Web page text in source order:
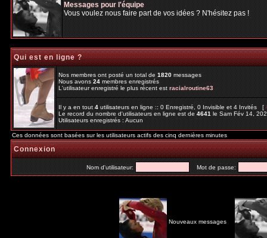
Messages pour l'équipe
Vous voulez nous faire part de vos idées ? N'hésitez pas !
Qui est en ligne ?
Nos membres ont posté un total de1820messages
Nous avons24membres enregistrés
L'utilisateur enregistré le plus récent estracialroutine63
Il y a en tout4utilisateurs en ligne :: 0 Enregistré, 0 Invisible et 4 Invités [
Le record du nombre d'utilisateurs en ligne est de4641le Sam Fév 14,
Utilisateurs enregistrés : Aucun
Ces données sont basées sur les utilisateurs actifs des cinq dernières minutes
Connexion
Nom d'utilisateur: Mot de passe:
Nouveaux messages